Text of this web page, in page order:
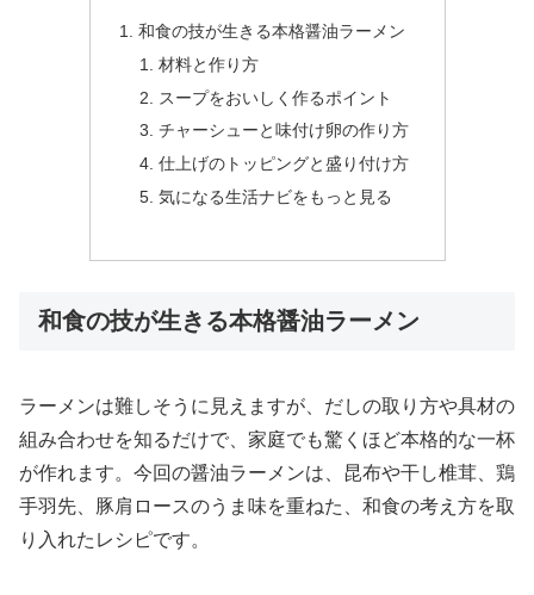
和食の技が生きる本格醤油ラーメン
材料と作り方
スープをおいしく作るポイント
チャーシューと味付け卵の作り方
仕上げのトッピングと盛り付け方
気になる生活ナビをもっと見る
和食の技が生きる本格醤油ラーメン
ラーメンは難しそうに見えますが、だしの取り方や具材の
組み合わせを知るだけで、家庭でも驚くほど本格的な一杯
が作れます。今回の醤油ラーメンは、昆布や干し椎茸、鶏
手羽先、豚肩ロースのうま味を重ねた、和食の考え方を取
り入れたレシピです。